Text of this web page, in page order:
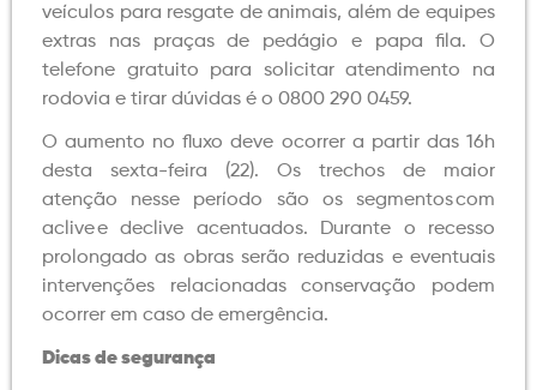
veículos para resgate de animais, além de equipes
extras nas praças de pedágio e papa fila. O
telefone gratuito para solicitar atendimento na
rodovia e tirar dúvidas é o 0800 290 0459.
O aumento no fluxo deve ocorrer a partir das 16h
desta sexta-feira (22). Os trechos de maior
atenção nesse período são os segmentos com
aclive e declive acentuados. Durante o recesso
prolongado as obras serão reduzidas e eventuais
intervenções relacionadas conservação podem
ocorrer em caso de emergência.
Dicas de segurança